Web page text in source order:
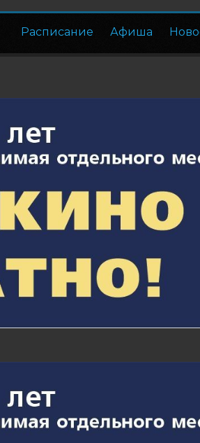
Расписание Афиша